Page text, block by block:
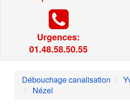
Urgences:
01.48.58.50.55
Débouchage canalisation
Nézel